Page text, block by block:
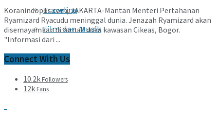
Traveling
Film dan Musik
Koranindopos.com, JAKARTA-Mantan Menteri Pertahanan
Ryamizard Ryacudu meninggal dunia. Jenazah Ryamizard akan
disemayamkan di rumah duka kawasan Cikeas, Bogor.
"Informasi dari ...
Connect With Us
10.2kFollowers
12kFans